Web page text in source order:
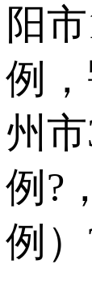
阳
例
州
例?
例）